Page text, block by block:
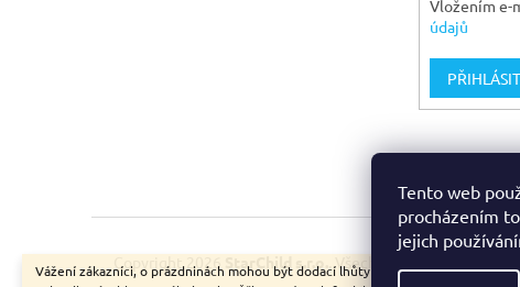
Tento web
procházením
jejich
Vážení zákazníci, o prázdninách mohou být dodací lhůty delší, než je zobrazeno
Vložením e-
údajů
Copyright 2026 StarChild s.r.o. . Všechna práva vyhrazena.